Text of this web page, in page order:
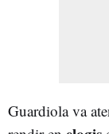
Guardiola va